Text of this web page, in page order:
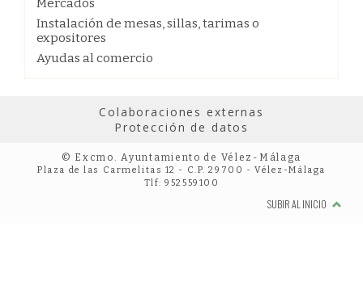
Mercados
Instalación de mesas, sillas, tarimas o
expositores
Ayudas al comercio
Colaboraciones externas
Protección de datos
© Excmo. Ayuntamiento de Vélez-Málaga
Plaza de las Carmelitas 12 - C.P. 29700 - Vélez-Málaga
Tlf: 952559100
SUBIR AL INICIO